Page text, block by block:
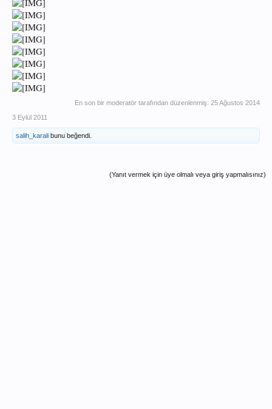
En son bir moderatör tarafından düzenlenmiş: 25 Ağustos 2014
3 Eylül 2011
salih_karali bunu beğendi.
(Yanıt vermek için üye olmalı veya giriş yapmalısınız)